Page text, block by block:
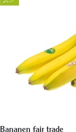
Bananen fair trade